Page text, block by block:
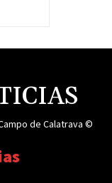
de Calatrava ©